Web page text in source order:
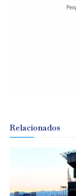
Relacionados